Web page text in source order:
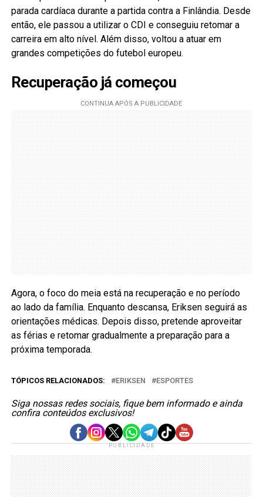
parada cardíaca durante a partida contra a Finlândia. Desde
então, ele passou a utilizar o CDI e conseguiu retomar a
carreira em alto nível. Além disso, voltou a atuar em
grandes competições do futebol europeu.
Recuperação já começou
Agora, o foco do meia está na recuperação e no período
ao lado da família. Enquanto descansa, Eriksen seguirá as
orientações médicas. Depois disso, pretende aproveitar
as férias e retomar gradualmente a preparação para a
próxima temporada.
TÓPICOS RELACIONADOS: ERIKSEN ESPORTES
Siga nossas redes sociais, fique bem informado e ainda
confira conteúdos exclusivos!
PUBLICIDADE